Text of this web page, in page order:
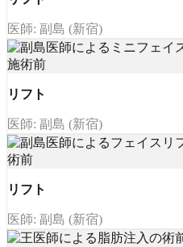
医師: 副島 (新宿)
リフト
医師: 副島 (新宿)
リフト
医師: 副島 (新宿)